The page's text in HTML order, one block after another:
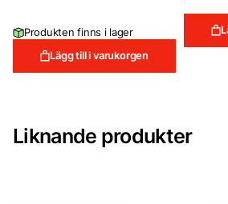
Produkten finns i lager
Lägg till i varukorgen
Liknande produkter